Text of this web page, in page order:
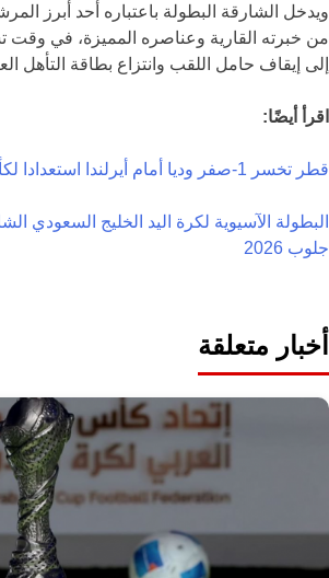
ويدخل الشارقة البطولة باعتباره أحد أبرز
من خبرته القارية وعناصره المميزة، في وقت
إلى إيقاف حامل اللقب وانتزاع بطاقة التأهل
اقرأ أيضًا:
قطر تخسر 1-صفر وديا أمام أيرلندا استعدادا لكأس العالم
البطولة الآسيوية لكرة اليد الخليج السعودي
جلوب 2026
أخبار متعلقة